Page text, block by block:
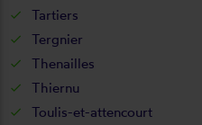
Tartiers
Tergnier
Thenailles
Thiernu
Toulis-et-attencourt